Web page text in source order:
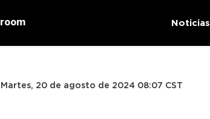
Noticias
Martes, 20 de agosto de 2024 08:07 CST